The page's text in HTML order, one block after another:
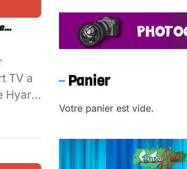
TV a
Hyaric
Panier
Votre panier est vide.